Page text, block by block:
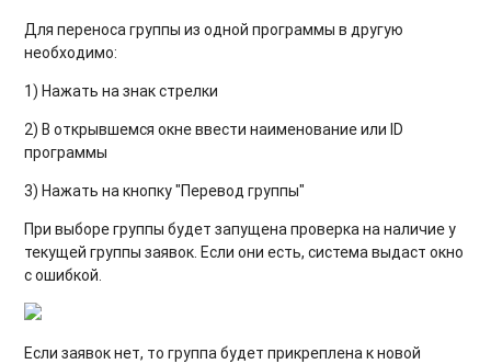
Для переноса группы из одной программы в другую
необходимо:
1) Нажать на знак стрелки
2) В открывшемся окне ввести наименование или ID
программы
3) Нажать на кнопку "Перевод группы"
При выборе группы будет запущена проверка на наличие у
текущей группы заявок. Если они есть, система выдаст окно
с ошибкой.
Если заявок нет, то группа будет прикреплена к новой